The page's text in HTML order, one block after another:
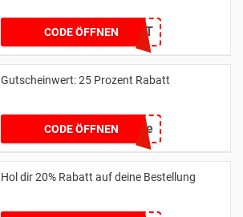
CODE ÖFFNENBDAYSUIT
Gutscheinwert: 25 Prozent Rabatt
CODE ÖFFNEN 90live
Hol dir 20% Rabatt auf deine Bestellung